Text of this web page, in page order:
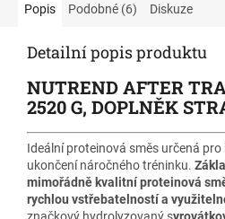
Popis Podobné (6) Diskuze
Detailní popis produktu
NUTREND AFTER
2520 G, DOPLNĚK
Ideální proteinová směs určená
ukončení náročného tréninku.
mimořádně kvalitní proteinová
rychlou vstřebatelností a
značkový hydrolyzovaný s